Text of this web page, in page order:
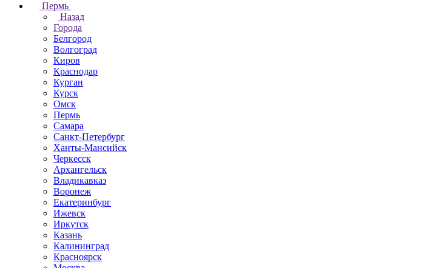
Пермь
Назад
Города
Белгород
Волгоград
Киров
Краснодар
Курган
Курск
Омск
Пермь
Самара
Санкт-Петербург
Ханты-Мансийск
Черкесск
Архангельск
Владикавказ
Воронеж
Екатеринбург
Ижевск
Иркутск
Казань
Калининград
Красноярск